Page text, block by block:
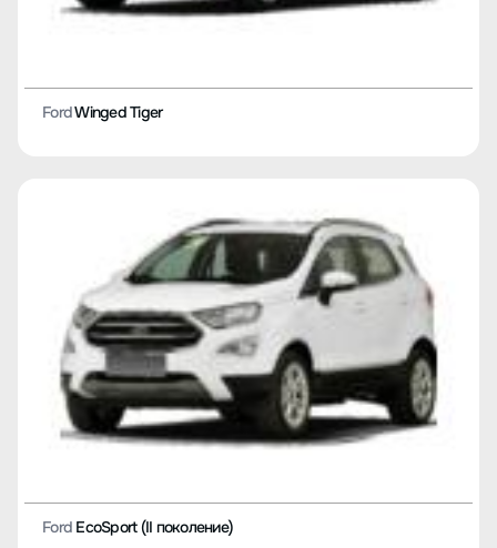
FordWinged Tiger
Ford EcoSport (II поколение)